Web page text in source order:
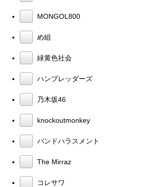
MONGOL800
め組
緑黄色社会
ハンブレッダーズ
乃木坂46
knockoutmonkey
バンドハラスメント
The Mirraz
コレサワ